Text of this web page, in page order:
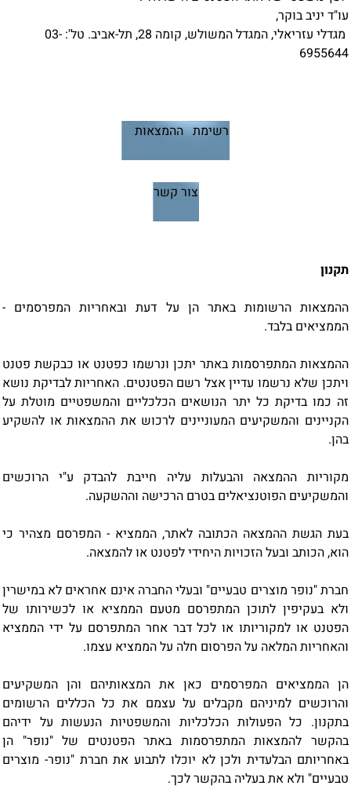
עו"ד יניב בוקר,
מגדלי עזריאלי, המגדל המשולש, קומה 28, תל-אביב. טל': 03-
6955644
רשימת ההמצאות
צור קשר
תקנון
ההמצאות הרשומות באתר הן על דעת ובאחריות המפרסמים -
הממציאים בלבד.
ההמצאות המתפרסמות באתר יתכן ונרשמו כפטנט או כבקשת פטנט
ויתכן שלא נרשמו עדיין אצל רשם הפטנטים. האחריות לבדיקת נושא
זה כמו בדיקת כל יתר הנושאים הכלכליים והמשפטיים מוטלת על
הקניינים והמשקיעים המעוניינים לרכוש את ההמצאות או להשקיע
בהן.
מקוריות ההמצאה והבעלות עליה חייבת להבדק ע"י הרוכשים
והמשקיעים הפוטנציאלים בטרם הרכישה וההשקעה.
בעת הגשת ההמצאה הכתובה לאתר, הממציא - המפרסם מצהיר כי
הוא, הכותב ובעל הזכויות היחידי לפטנט או להמצאה.
חברת "נופר מוצרים טבעיים" ובעלי החברה אינם אחראים לא במישרין
ולא בעקיפין לתוכן המתפרסם מטעם הממציא או לכשירותו של
הפטנט או למקוריותו או לכל דבר אחר המתפרסם על ידי הממציא
והאחריות המלאה על הפרסום חלה על הממציא עצמו.
הן הממציאים המפרסמים כאן את המצאותיהם והן המשקיעים
והרוכשים למיניהם מקבלים על עצמם את כל הכללים הרשומים
בתקנון. כל הפעולות הכלכליות והמשפטיות הנעשות על ידיהם
בהקשר להמצאות המתפרסמות באתר הפטנטים של "נופר" הן
באחריותם הבלעדית ולכן לא יוכלו לתבוע את חברת "נופר- מוצרים
טבעיים" ולא את בעליה בהקשר לכך.